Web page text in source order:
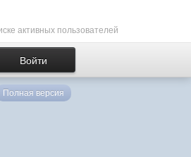
активных пользователей
Полная версия